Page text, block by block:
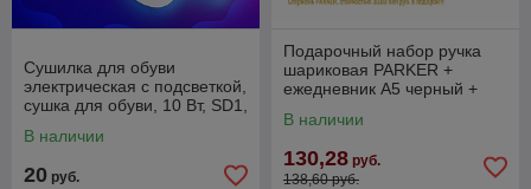
Сушилка для обуви
электрическая с подсветкой,
сушка для обуви, 10 Вт, SD1,
В наличии
20 руб.
Подарочный набор ручка
шариковая PARKER +
ежедневник А5 черный +
(880887)
В наличии
130,28 руб.
138,60 руб.